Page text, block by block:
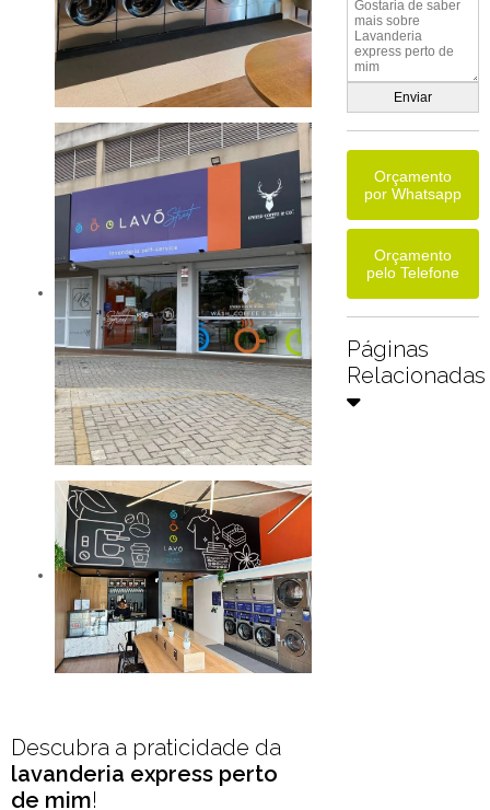
Descubra a praticidade da
lavanderia express perto
de mim!
Orçamento
por Whatsapp
Orçamento
pelo Telefone
Páginas
Relacionadas